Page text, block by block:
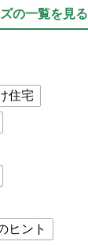
の一覧を見る
住宅
ヒント